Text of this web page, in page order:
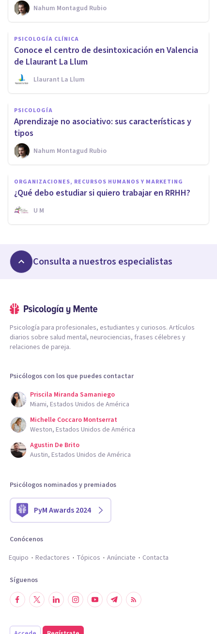
Nahum Montagud Rubio
PSICOLOGÍA CLÍNICA
Conoce el centro de desintoxicación en Valencia
de Llaurant La Llum
Llaurant La Llum
PSICOLOGÍA
Aprendizaje no asociativo: sus características y
tipos
Nahum Montagud Rubio
ORGANIZACIONES, RECURSOS HUMANOS Y MARKETING
¿Qué debo estudiar si quiero trabajar en RRHH?
U M
Consulta a nuestros especialistas
Psicología para profesionales, estudiantes y curiosos. Artículos
diarios sobre salud mental, neurociencias, frases célebres y
relaciones de pareja.
Psicólogos con los que puedes contactar
Priscila Miranda Samaniego
Miami, Estados Unidos de América
Michelle Coccaro Montserrat
Weston, Estados Unidos de América
Agustin De Brito
Austin, Estados Unidos de América
Psicólogos nominados y premiados
PyM Awards 2024
Conócenos
Equipo
Redactores Tópicos Anúnciate Contacta
Síguenos